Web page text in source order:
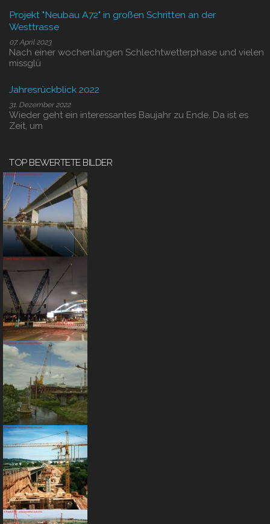
Projekt "Neubau A72" in großen Schritten an der
Westtrasse
07. April 2023
Nach einer wochenlangen Schlechtwetterphase und vielen
missglü
Jahresrückblick 2022
31. Dezember 2022
Wieder geht ein interessantes Baujahr zu Ende. Da ist es
Zeit, um
TOP BEWERTETE BILDER